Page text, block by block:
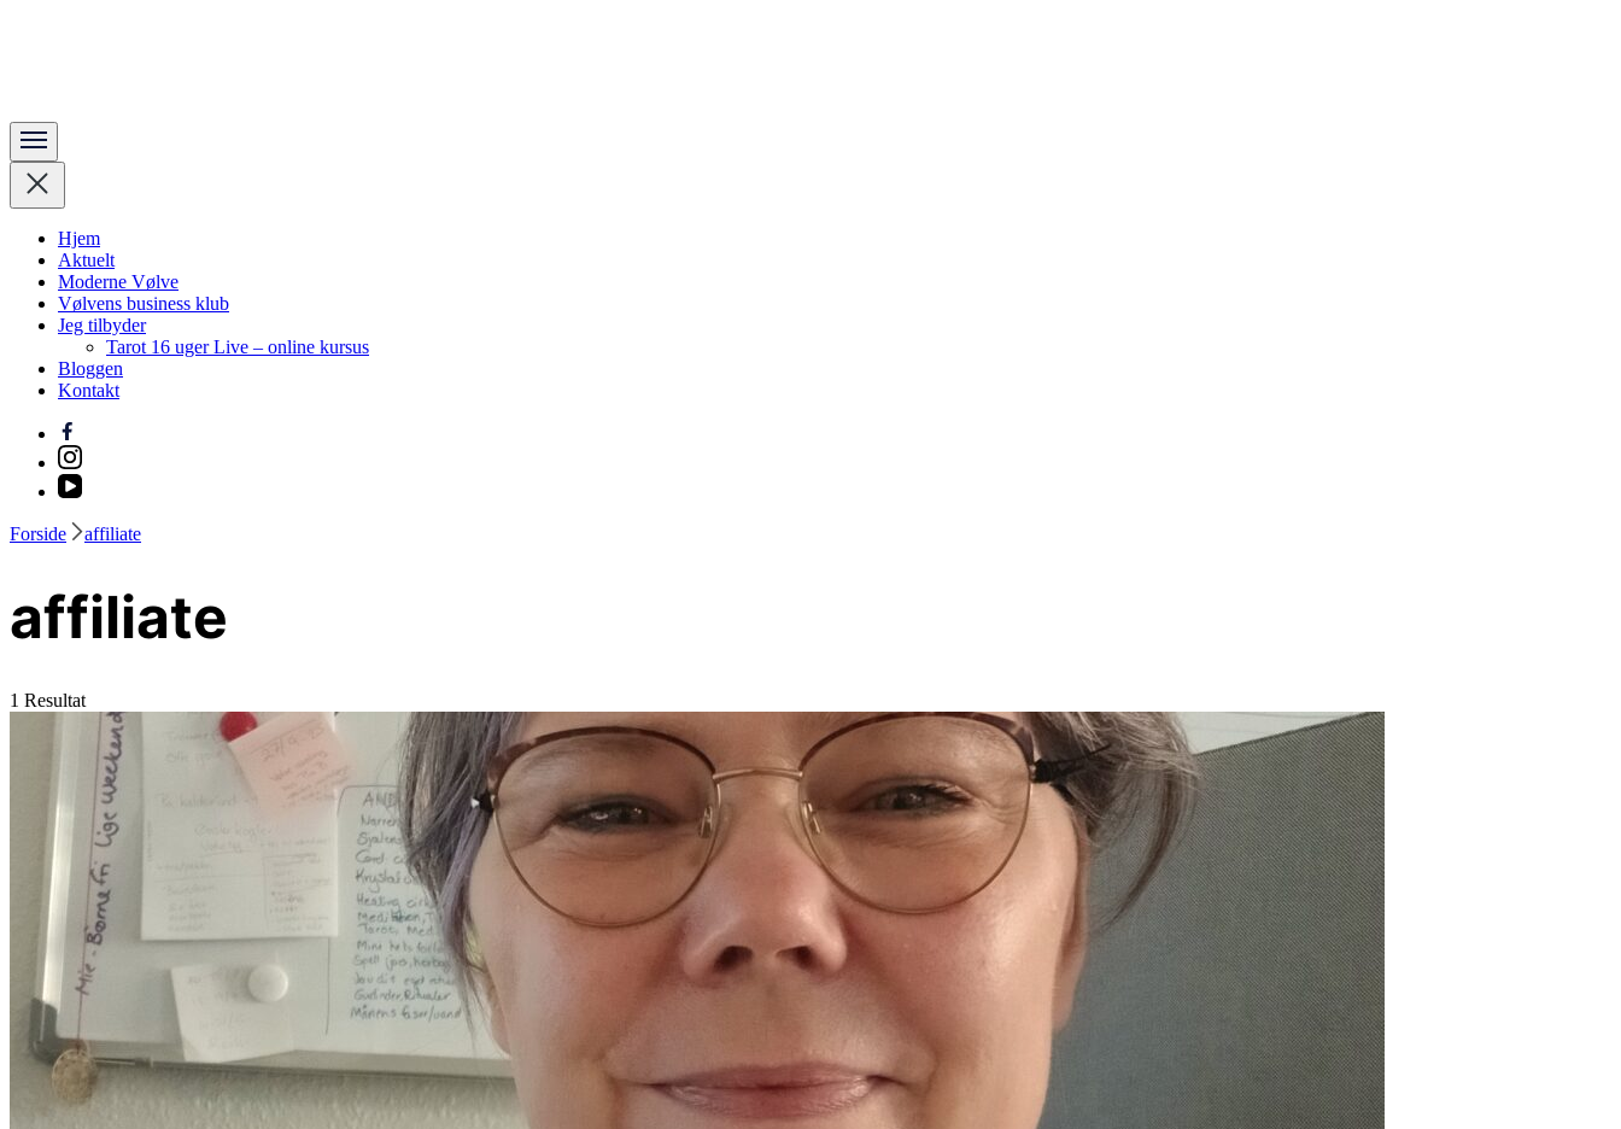
brittavad.dk
Spirituel, Penge & Business coach
Hjem
Aktuelt
Moderne Vølve
Vølvens business klub
Jeg tilbyder
Tarot 16 uger Live – online kursus
Bloggen
Kontakt
Forside affiliate
affiliate
1 Resultat